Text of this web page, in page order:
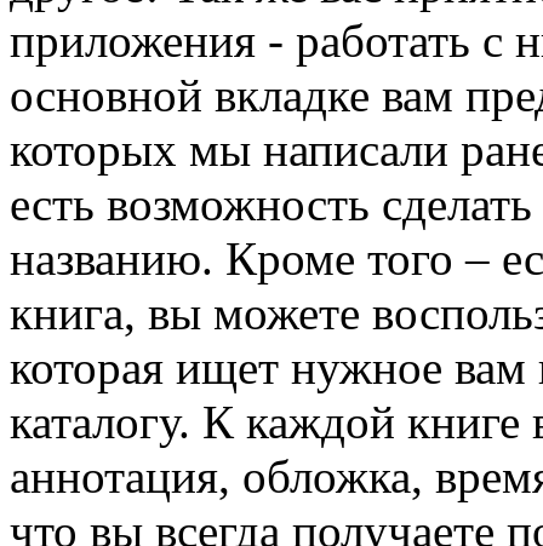
приложения - работать с
основной вкладке вам
которых мы написали
есть возможность
названию. Кроме того –
книга, вы можете
которая ищет нужное вам
каталогу. К каждой книге
аннотация, обложка,
что вы всегда